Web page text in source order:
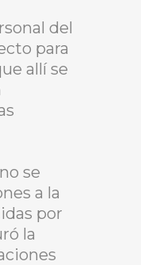
del
para
allí se
se
a la
por
la